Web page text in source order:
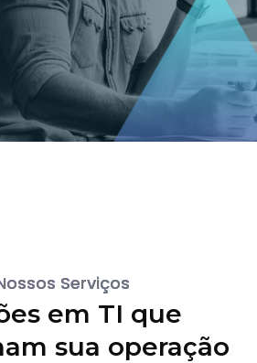
Fale Conosco
Serviços
em TI que
sua operação